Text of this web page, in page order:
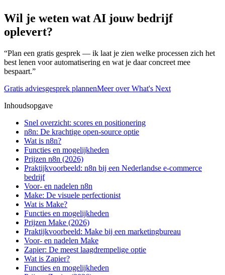
Wil je weten wat AI jouw bedrijf
oplevert?
“Plan een gratis gesprek — ik laat je zien welke processen zich het
best lenen voor automatisering en wat je daar concreet mee
bespaart.”
Gratis adviesgesprek plannenMeer over What's Next
Inhoudsopgave
Snel overzicht: scores en positionering
n8n: De krachtige open-source optie
Wat is n8n?
Functies en mogelijkheden
Prijzen n8n (2026)
Praktijkvoorbeeld: n8n bij een Nederlandse e-commerce
bedrijf
Voor- en nadelen n8n
Make: De visuele perfectionist
Wat is Make?
Functies en mogelijkheden
Prijzen Make (2026)
Praktijkvoorbeeld: Make bij een marketingbureau
Voor- en nadelen Make
Zapier: De meest laagdrempelige optie
Wat is Zapier?
Functies en mogelijkheden